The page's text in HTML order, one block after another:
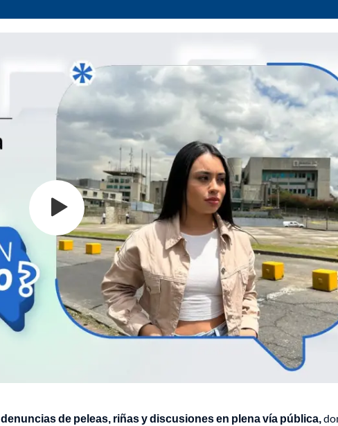
denuncias de peleas, riñas y discusiones en plena vía pública,